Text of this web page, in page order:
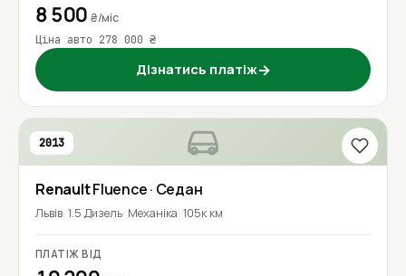
8 500₴/міс
Ціна авто 278 000 ₴
Дізнатись платіж→
2013
RenaultFluence· Седан
Львів 1.5 Дизель Механіка 105к км
ПЛАТІЖ ВІД